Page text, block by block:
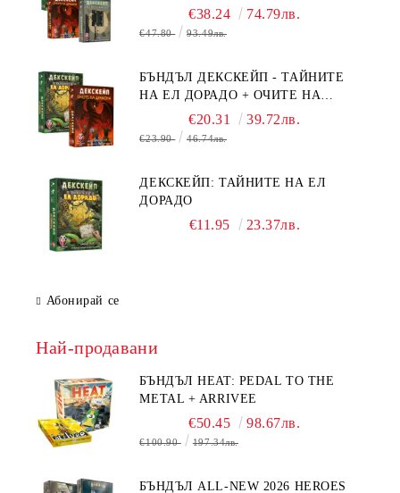
БЯГСТВО ОТ АЛКАТРАЗ +
ТАЙНИТЕ НА ЕЛ ДОРАДО +
€38.24 74.79лв.
€47.80 93.49лв.
БЪНДЪЛ ДЕКСКЕЙП - ТАЙНИТЕ
НА ЕЛ ДОРАДО + ОЧИТЕ НА
ДРАКОНА€20.31 39.72лв.
€23.90 46.74лв.
ДЕКСКЕЙП: ТАЙНИТЕ НА ЕЛ
ДОРАДО
€11.95 23.37лв.
Абонирай се
Най-продавани
БЪНДЪЛ HEAT: PEDAL TO THE
METAL + ARRIVEE
€50.45 98.67лв.
€100.90 197.34лв.
БЪНДЪЛ ALL-NEW 2026 HEROES